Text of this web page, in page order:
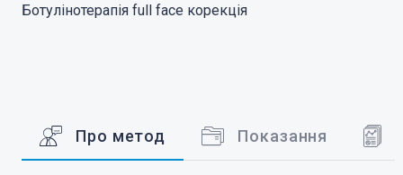
Ботулінотерапія full face корекція
Про метод Показання